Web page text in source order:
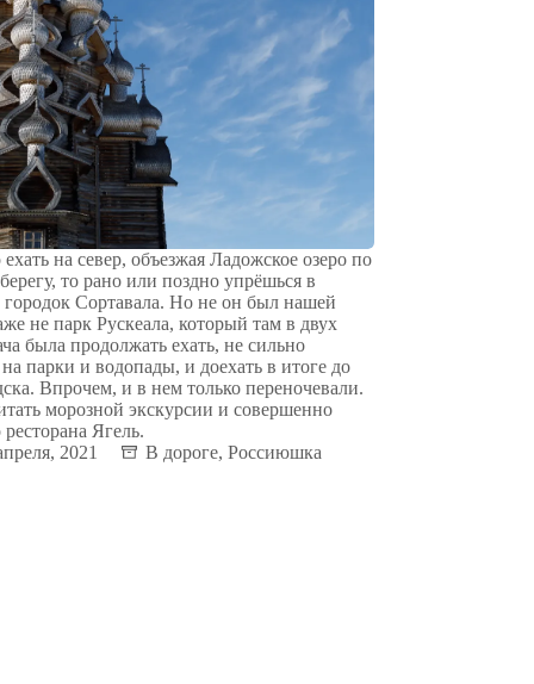
на север, объезжая Ладожское озеро по
то рано или поздно упрёшься в
Сортавала. Но не он был нашей
не парк Рускеала, который там в двух
была продолжать ехать, не сильно
на парки и водопады, и доехать в итоге до
Впрочем, и в нем только переночевали.
морозной экскурсии и совершенно
ресторана Ягель.
2021
В дороге, Россиюшка